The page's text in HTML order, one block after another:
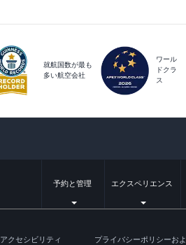
就航国数が最も
多い航空会社
ワール
ドクラ
ス
予約と管理 エクスペリエンス
アクセシビリティ プライバシーポリシーお